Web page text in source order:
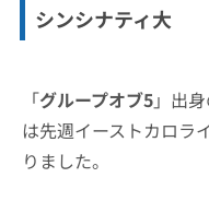
シンシナティ大
「グループオブ5」出
は先週イーストカロラ
りました。